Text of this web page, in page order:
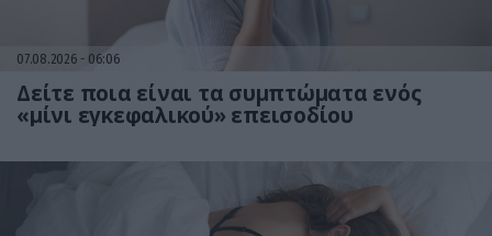
07.08.2026 06:06
Δείτε ποια είναι τα συμπτώματα ενός
«μίνι εγκεφαλικού» επεισοδίου